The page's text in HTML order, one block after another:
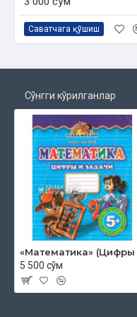
Саватчага қўшиш
Сўнгги кўрилганлар
5 500 сўм